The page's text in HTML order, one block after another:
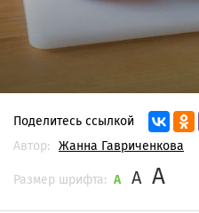
Поделитесь ссылкой
Автор:
Жанна Гавриченкова
Размер шрифта: A A A